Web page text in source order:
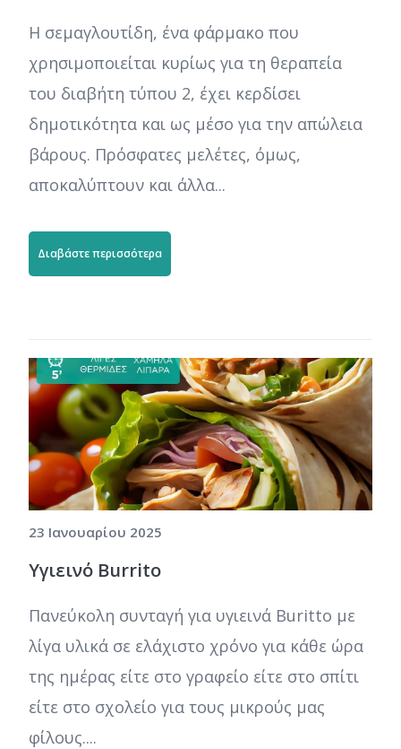
Η σεμαγλουτίδη, ένα φάρμακο που
χρησιμοποιείται κυρίως για τη θεραπεία
του διαβήτη τύπου 2, έχει κερδίσει
δημοτικότητα και ως μέσο για την απώλεια
βάρους. Πρόσφατες μελέτες, όμως,
αποκαλύπτουν και άλλα...
Διαβάστε περισσότερα
23 Ιανουαρίου 2025
Υγιεινό Burrito
Πανεύκολη συνταγή για υγιεινά Buritto με
λίγα υλικά σε ελάχιστο χρόνο για κάθε ώρα
της ημέρας είτε στο γραφείο είτε στο σπίτι
είτε στο σχολείο για τους μικρούς μας
φίλους....